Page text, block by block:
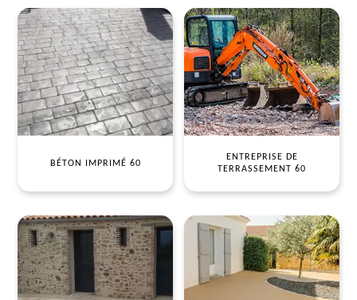
BÉTON IMPRIMÉ 60
ENTREPRISE DE
TERRASSEMENT 60